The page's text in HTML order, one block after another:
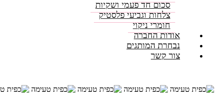
סכום חד פעמי ושקיות
צלחות וגביעי פלסטיק
חומרי ניקוי
אודות החברה
נבחרת המותגים
צור קשר